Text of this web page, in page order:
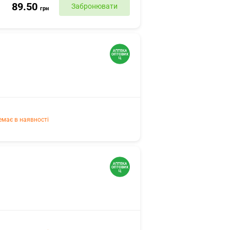
89.50 грн Забронювати
в наявності